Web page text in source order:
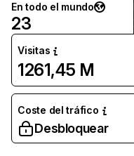
En todo el mundo
23
Visitas
1261,45 M
Coste del tráfico
Desbloquear